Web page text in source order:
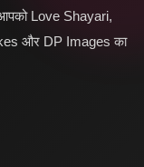
आपको Love Shayari,
और DP Images का